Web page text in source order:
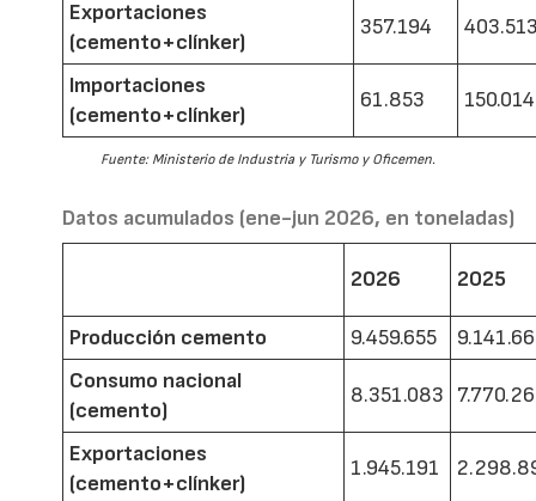
Exportaciones
(cemento+clínker)
357.194
Importaciones
(cemento+clínker)
61.853 150.014
Fuente: Ministerio de Industria y Turismo y Oficemen.
Datos acumulados (ene-jun 2026, en toneladas)
2026 2025
Producción cemento 9.459.655
Consumo nacional
(cemento)
8.351.083
Exportaciones
(cemento+clínker)
1.945.191